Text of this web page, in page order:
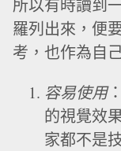
所以有時讀到
羅列出來，便
考，也作為自
容易使用
的視覺效
家都不是